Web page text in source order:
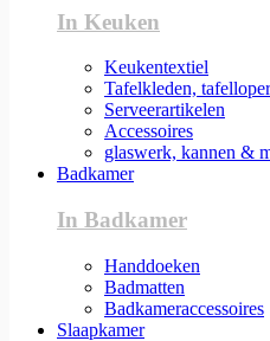
In Keuken
Keukentextiel
Tafelkleden,
Serveerartikelen
Accessoires
glaswerk, kannen &
Badkamer
In Badkamer
Handdoeken
Badmatten
Badkameraccessoires
Slaapkamer